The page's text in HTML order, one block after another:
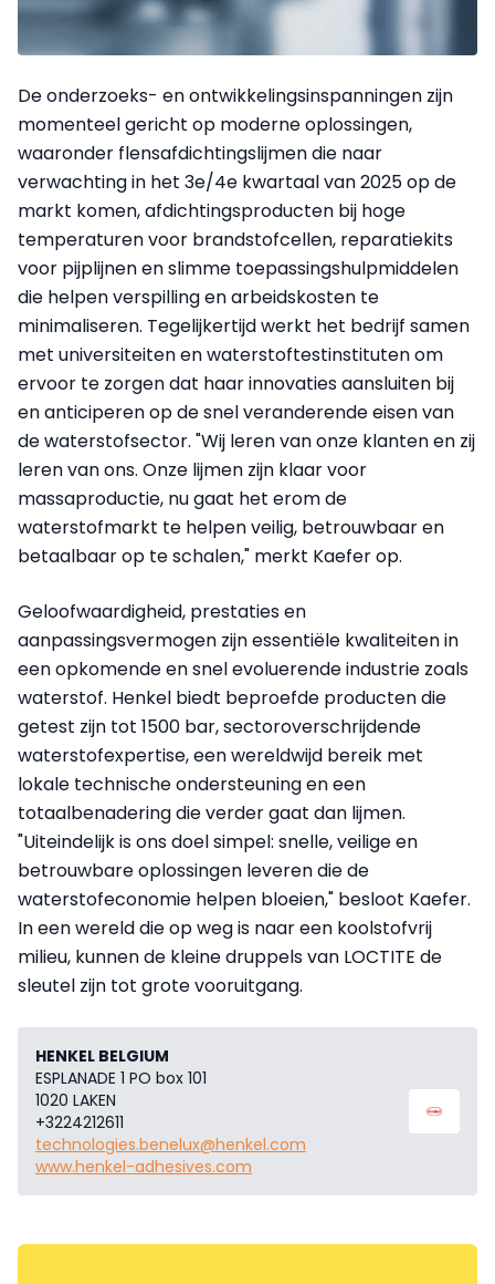
De onderzoeks- en ontwikkelingsinspanningen zijn
momenteel gericht op moderne oplossingen,
waaronder flensafdichtingslijmen die naar
verwachting in het 3e/4e kwartaal van 2025 op de
markt komen, afdichtingsproducten bij hoge
temperaturen voor brandstofcellen, reparatiekits
voor pijplijnen en slimme toepassingshulpmiddelen
die helpen verspilling en arbeidskosten te
minimaliseren. Tegelijkertijd werkt het bedrijf samen
met universiteiten en waterstoftestinstituten om
ervoor te zorgen dat haar innovaties aansluiten bij
en anticiperen op de snel veranderende eisen van
de waterstofsector. "Wij leren van onze klanten en zij
leren van ons. Onze lijmen zijn klaar voor
massaproductie, nu gaat het erom de
waterstofmarkt te helpen veilig, betrouwbaar en
betaalbaar op te schalen," merkt Kaefer op.
Geloofwaardigheid, prestaties en
aanpassingsvermogen zijn essentiële kwaliteiten in
een opkomende en snel evoluerende industrie zoals
waterstof. Henkel biedt beproefde producten die
getest zijn tot 1500 bar, sectoroverschrijdende
waterstofexpertise, een wereldwijd bereik met
lokale technische ondersteuning en een
totaalbenadering die verder gaat dan lijmen.
"Uiteindelijk is ons doel simpel: snelle, veilige en
betrouwbare oplossingen leveren die de
waterstofeconomie helpen bloeien," besloot Kaefer.
In een wereld die op weg is naar een koolstofvrij
milieu, kunnen de kleine druppels van LOCTITE de
sleutel zijn tot grote vooruitgang.
HENKEL BELGIUM
ESPLANADE 1 PO box 101
1020 LAKEN
+3224212611
technologies.benelux@henkel.com
www.henkel-adhesives.com